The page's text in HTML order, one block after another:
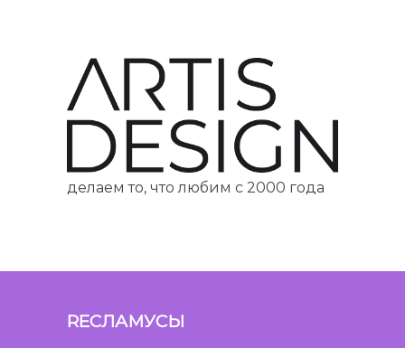
делаем то, что любим с 2000 года
RECЛАМУСЫ